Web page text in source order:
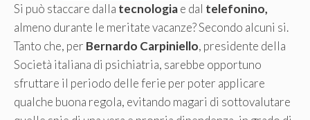
Si può staccare dalla tecnologiae dal telefonino,
almeno durante le meritate vacanze? Secondo alcuni si.
Tanto che, per Bernardo Carpiniello, presidente della
Società italiana di psichiatria, sarebbe opportuno
sfruttare il periodo delle ferie per poter applicare
qualche buona regola, evitando magari di sottovalutare